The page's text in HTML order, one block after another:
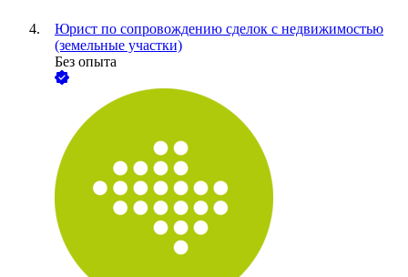
Юрист по сопровождению сделок с недвижимостью
(земельные участки)
Без опыта